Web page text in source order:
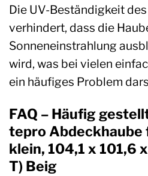
Die UV-Beständigkeit
verhindert, dass die
Sonneneinstrahlung
wird, was bei vielen
ein häufiges Problem
FAQ – Häufig
tepro Abdeckhaube
klein, 104,1 x 101,6
T) Beig